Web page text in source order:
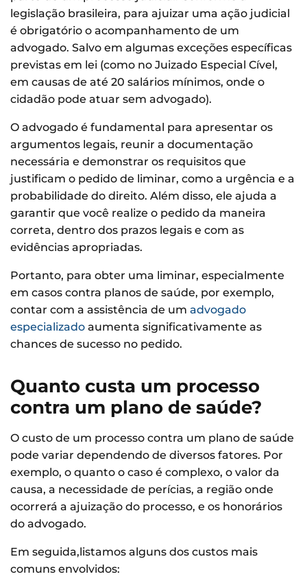
legislação brasileira, para ajuizar uma ação judicial
é obrigatório o acompanhamento de um
advogado. Salvo em algumas exceções específicas
previstas em lei (como no Juizado Especial Cível,
em causas de até 20 salários mínimos, onde o
cidadão pode atuar sem advogado).
O advogado é fundamental para apresentar os
argumentos legais, reunir a documentação
necessária e demonstrar os requisitos que
justificam o pedido de liminar, como a urgência e a
probabilidade do direito. Além disso, ele ajuda a
garantir que você realize o pedido da maneira
correta, dentro dos prazos legais e com as
evidências apropriadas.
Portanto, para obter uma liminar, especialmente
em casos contra planos de saúde, por exemplo,
contar com a assistência de um advogado
especializado aumenta significativamente as
chances de sucesso no pedido.
Quanto custa um processo
contra um plano de saúde?
O custo de um processo contra um plano de saúde
pode variar dependendo de diversos fatores. Por
exemplo, o quanto o caso é complexo, o valor da
causa, a necessidade de perícias, a região onde
ocorrerá a ajuização do processo, e os honorários
do advogado.
Em seguida,listamos alguns dos custos mais
comuns envolvidos: